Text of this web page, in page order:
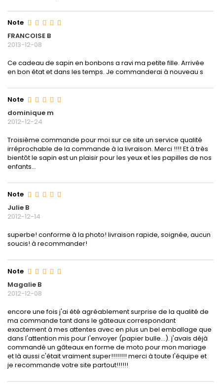
Note
FRANCOISE B
2013-12-08
Ce cadeau de sapin en bonbons a ravi ma petite fille. Arrivée
en bon état et dans les temps. Je commanderai à nouveau s
Note
dominique m
2012-12-24
Troisième commande pour moi sur ce site un service qualité
irréprochable de la commande à la livraison. Merci !!!! Et à très
bientôt le sapin est un plaisir pour les yeux et les papilles de nos
enfants...
Note
Julie B
2012-12-14
superbe! conforme à la photo! livraison rapide, soignée, aucun
soucis! à recommander!
Note
Magalie B
2012-12-08
encore une fois j'ai été agréablement surprise de la qualité de
ma commande tant dans le gâteaux correspondant
exactement à mes attentes avec en plus un bel emballage que
dans l'attention mis pour l'envoyer (papier bulle...). j'avais déjà
commandé un gâteaux en forme de moto pour mon mariage
et là aussi c'était vraiment super!!!!!!!! merci à toute l'équipe et
je recommande votre site partout!!!!!!